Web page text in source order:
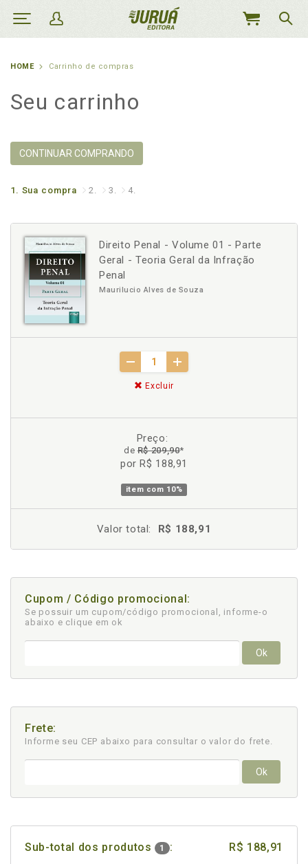
MEU
HOME Carrinho de compras
Seu carrinho
CONTINUAR COMPRANDO
1. Sua compra 2. 3. 4.
Direito Penal - Volume 01 - Parte
Geral - Teoria Geral da Infração
Penal
Maurilucio Alves de Souza
Excluir
Preço:
deR$ 209,90*
por R$ 188,91
item com 10%
Valor total: R$ 188,91
Cupom / Código promocional:
Se possuir um cupom/código promocional, informe-o
abaixo e clique em ok
Ok
Frete:
Informe seu CEP abaixo para consultar o valor do frete.
Ok
Sub-total dos produtos 1 : R$ 188,91